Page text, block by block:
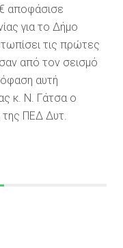
αποφάσισε
για το Δήμο
τις πρώτες
από τον σεισμό
αυτή
κ. Ν. Γάτσα ο
ΠΕΔ Δυτ.